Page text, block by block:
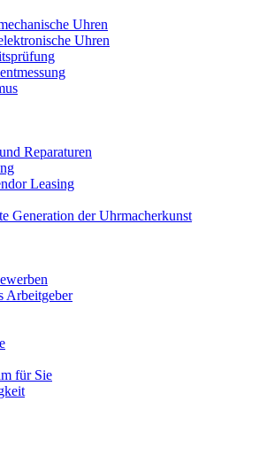
Uhren
Uhren
Reparaturen
Leasing
Generation der Uhrmacherkunst
Arbeitgeber
für Sie